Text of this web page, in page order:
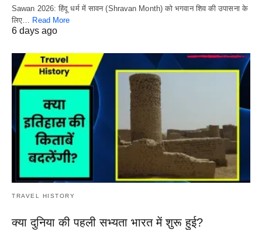
Sawan 2026: हिंदू धर्म में सावन (Shravan Month) को भगवान शिव की उपासना के
लिए… Read More
6 days ago
TRAVEL HISTORY
क्या दुनिया की पहली सभ्यता भारत में शुरू हुई?